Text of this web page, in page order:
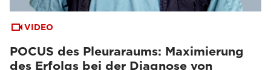
VIDEO
POCUS des Pleuraraums: Maximierung
des Erfolgs bei der Diagnose von